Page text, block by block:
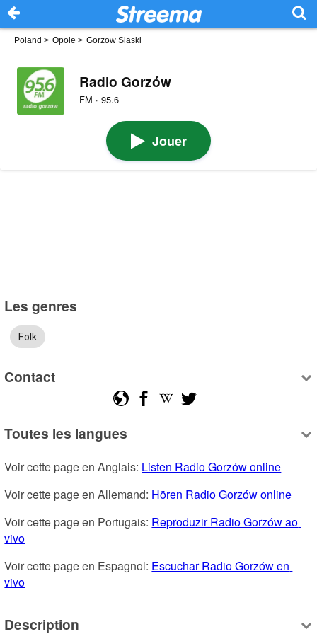
Poland > Opole > Gorzow Slaski
Radio Gorzów
FM · 95.6
Jouer
Les genres
Folk
Contact
Toutes les langues
Voir cette page en Anglais: Listen Radio Gorzów online
Voir cette page en Allemand: Hören Radio Gorzów online
Voir cette page en Portugais: Reproduzir Radio Gorzów ao
vivo
Voir cette page en Espagnol: Escuchar Radio Gorzów en
vivo
Description